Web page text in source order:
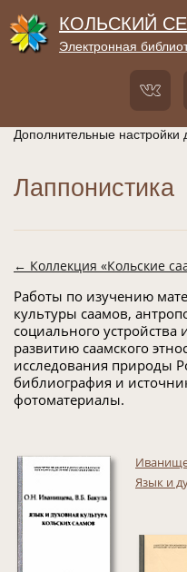
КОЛЬСКИЙ
Электронная
Дополнительные настройки
Лаппонистика
← Коллекция «Кольские
Работы по изучению
культуры саамов,
социального
развитию саамского
исследования природы
библиография и
фотоматериалы.
Язык и